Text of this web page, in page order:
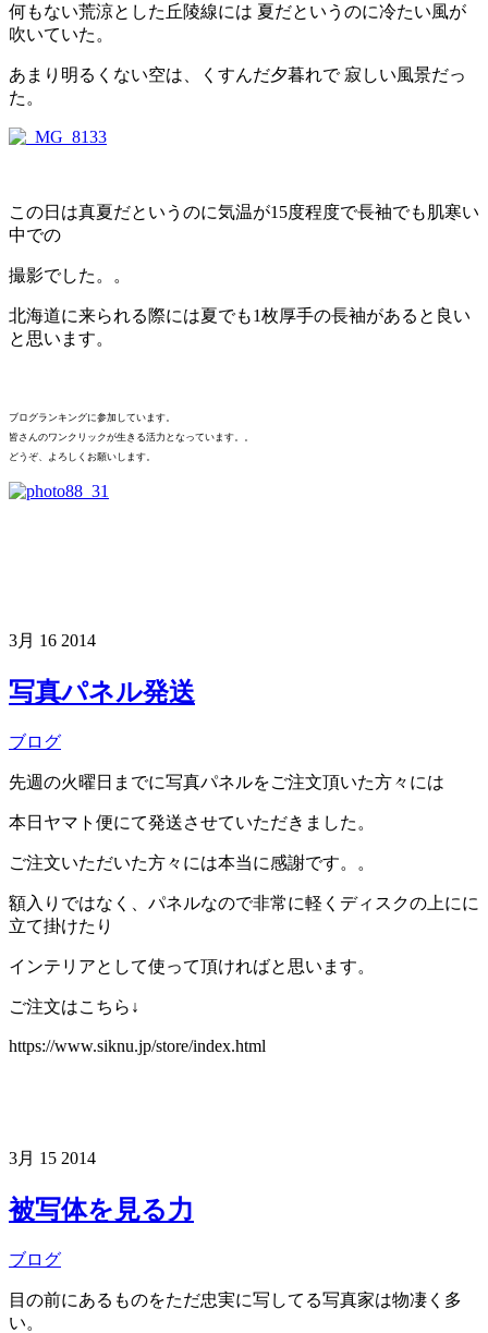
何もない荒涼とした丘陵線には 夏だというのに冷たい風が
吹いていた。
あまり明るくない空は、くすんだ夕暮れで 寂しい風景だっ
た。
この日は真夏だというのに気温が15度程度で長袖でも肌寒い
中での
撮影でした。。
北海道に来られる際には夏でも1枚厚手の長袖があると良い
と思います。
ブログランキングに参加しています。
皆さんのワンクリックが生きる活力となっています。。
どうぞ、よろしくお願いします。
3月 16 2014
写真パネル発送
ブログ
先週の火曜日までに写真パネルをご注文頂いた方々には
本日ヤマト便にて発送させていただきました。
ご注文いただいた方々には本当に感謝です。。
額入りではなく、パネルなので非常に軽くディスクの上にに
立て掛けたり
インテリアとして使って頂ければと思います。
ご注文はこちら↓
https://www.siknu.jp/store/index.html
3月 15 2014
被写体を見る力
ブログ
目の前にあるものをただ忠実に写してる写真家は物凄く多
い。